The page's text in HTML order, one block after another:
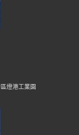
燈港工業園